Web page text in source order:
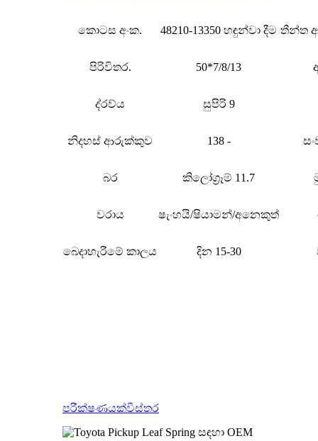
කොටස අංක. 48210-13350 හඳුන්වා දීම තීන්ත
පිරිවිතර. 50*7/8/13
ද්රව්ය සුපිරි 9
නිදහස් ආරුක්කුව 138 -
බර කිලෝග්‍රෑම් 11.7
වරාය ෂැංහයි/ෂියාමන්/අනෙකුත්
බෙදාහැරීමේ කාලය දින 15-30
පරීක්ෂණයක්විස්තර